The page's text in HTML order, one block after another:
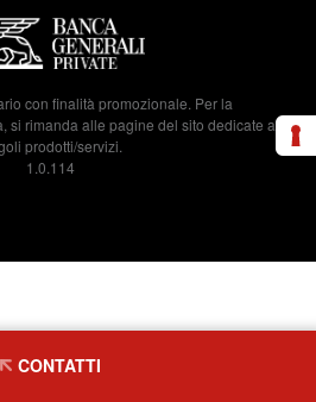
con finalità promozionale. Per la
si rimanda alle pagine del sito dedicate ai
prodotti/servizi.
1.0.114
CONTATTI